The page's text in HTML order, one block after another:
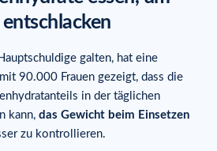
galten, hat eine
90.000 Frauen gezeigt, dass die
in der täglichen
kann, das Gewicht beim Einsetzen
zu kontrollieren.